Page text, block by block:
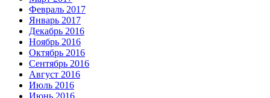
Февраль 2017
Январь 2017
Декабрь 2016
Ноябрь 2016
Октябрь 2016
Сентябрь 2016
Август 2016
Июль 2016
Июнь 2016